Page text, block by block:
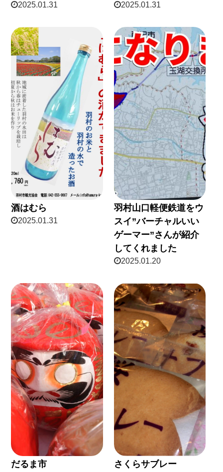
2025.01.31 2025.01.31
酒はむら
2025.01.31
羽村山口軽便鉄道をウ
スイ”バーチャルいい
ゲーマー”さんが紹介
してくれました
2025.01.20
だるま市 さくらサブレー